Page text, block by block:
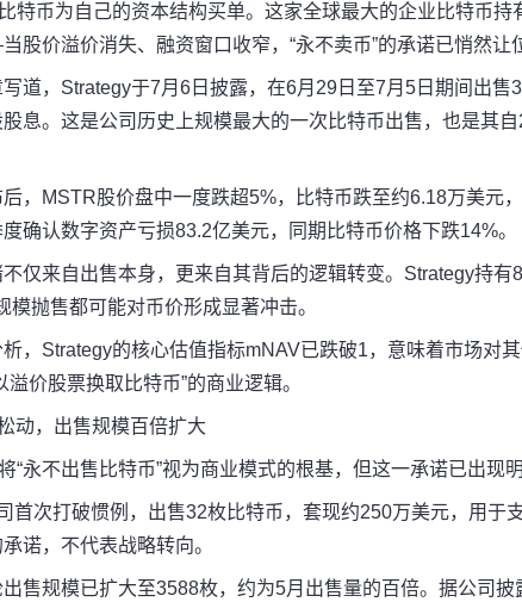
特币为自己的资本结构买单。这家全球最大的企业比特币
当股价溢价消失、融资窗口收窄，“永不卖币”的承诺已悄然让
道，Strategy于7月6日披露，在6月29日至7月5日期间出
息。 这是公司历史上规模最大的一次比特币出售，也是其
，MSTR股价盘中一度跌超5%，比特币跌至约6.18万美元
确认数字资产亏损83.2亿美元，同期比特币价格下跌14%。
仅来自出售本身，更来自其背后的逻辑转变。 Strategy持有
模抛售都可能对币价形成显著冲击。
析，Strategy的核心估值指标mNAV已跌破1，意味着市场对
溢价股票换取比特币”的商业逻辑。
动，出售规模百倍扩大
“永不出售比特币”视为商业模式的根基，但这一承诺已出现明
首次打破惯例，出售32枚比特币，套现约250万美元，用于
诺，不代表战略转向。
售规模已扩大至3588枚，约为5月出售量的百倍。 据公司披